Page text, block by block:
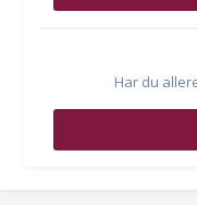
Har du